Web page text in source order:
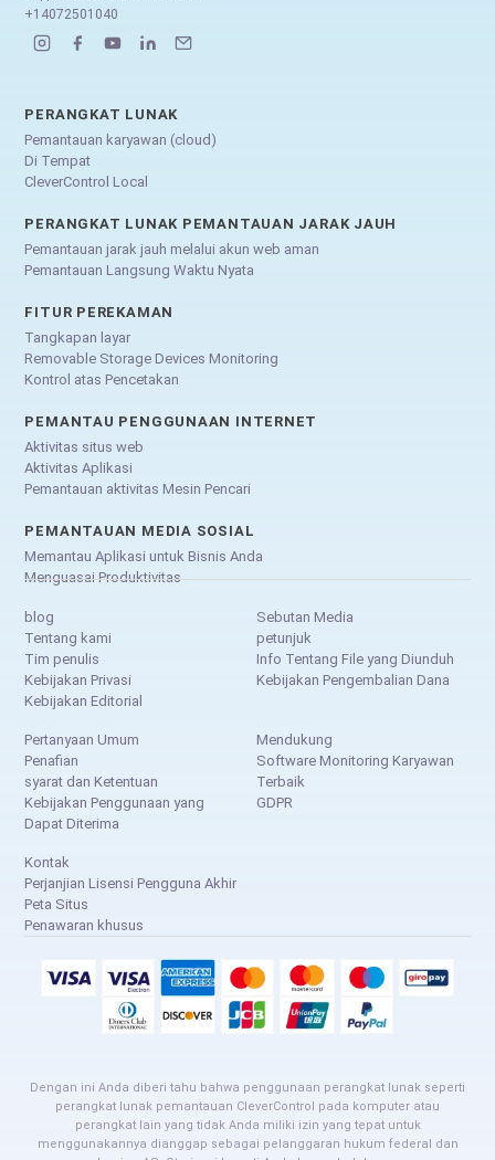
+14072501040
PERANGKAT LUNAK
Pemantauan karyawan (cloud)
Di Tempat
CleverControl Local
PERANGKAT LUNAK PEMANTAUAN JARAK JAUH
Pemantauan jarak jauh melalui akun web aman
Pemantauan Langsung Waktu Nyata
FITUR PEREKAMAN
Tangkapan layar
Removable Storage Devices Monitoring
Kontrol atas Pencetakan
PEMANTAU PENGGUNAAN INTERNET
Aktivitas situs web
Aktivitas Aplikasi
Pemantauan aktivitas Mesin Pencari
PEMANTAUAN MEDIA SOSIAL
Memantau Aplikasi untuk Bisnis Anda
Menguasai Produktivitas
blog
Tentang kami
Tim penulis
Kebijakan Privasi
Kebijakan Editorial
Sebutan Media
petunjuk
Info Tentang File yang Diunduh
Kebijakan Pengembalian Dana
Pertanyaan Umum
Penafian
syarat dan Ketentuan
Kebijakan Penggunaan yang
Dapat Diterima
Mendukung
Software Monitoring Karyawan
Terbaik
GDPR
Kontak
Perjanjian Lisensi Pengguna Akhir
Peta Situs
Penawaran khusus
Dengan ini Anda diberi tahu bahwa penggunaan perangkat lunak seperti
perangkat lunak pemantauan CleverControl pada komputer atau
perangkat lain yang tidak Anda miliki izin yang tepat untuk
menggunakannya dianggap sebagai pelanggaran hukum federal dan